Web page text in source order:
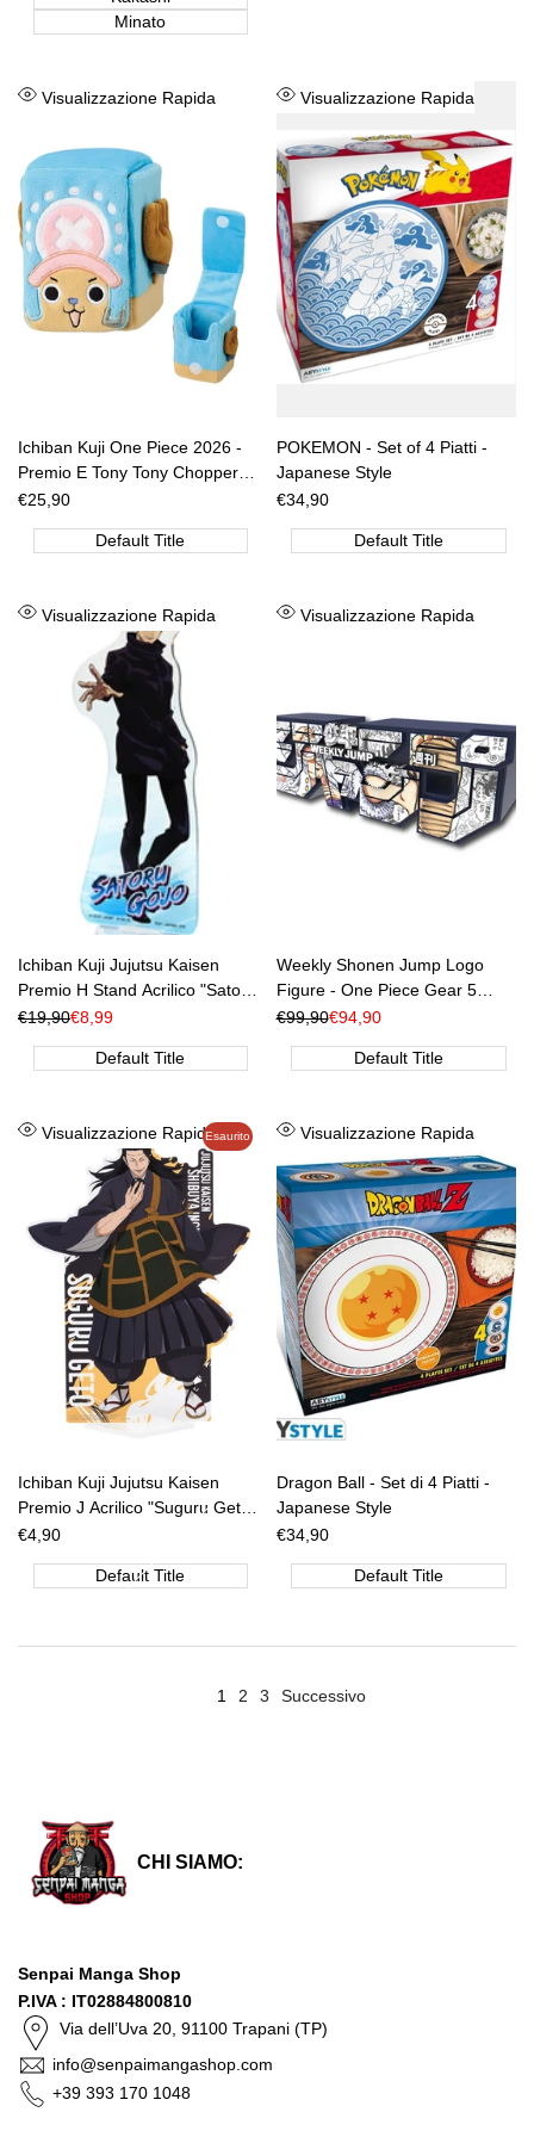
Minato
Aggiungi
lista
dei
desideri
Visualizzazione Rapida
Ichiban Kuji One Piece 2026 -
Premio E Tony Tony Chopper
[JAP]
Prezzo
vendita
€25,90
Default Title
Aggiungi
lista
desideri
Visualizzazione Rapida
POKEMON - Set of 4 Piatti -
Japanese Style
Prezzo
vendita
€34,90
Default Title
Aggiungi
desideri
Visualizzazione Rapida
Ichiban Kuji Jujutsu Kaisen
Premio H Stand Acrilico "Satoru
Gojo" [JAP]
Prezzo
€19,90Prezzo
vendita
€8,99
Default Title
Aggiungi
desideri
Visualizzazione Rapida
Weekly Shonen Jump Logo
Figure - One Piece Gear 5
Edition [JAP] [PREORDER]
Prezzo
€99,90Prezzo
vendita
€94,90
Default Title
Esaurito
Aggiungi
desideri
Visualizzazione Rapida
Ichiban Kuji Jujutsu Kaisen
Premio J Acrilico "Suguru Geto"
[JAP]
Prezzo
vendita
€4,90
Default Title
Aggiungi
lista
desideri
Visualizzazione Rapida
Dragon Ball - Set di 4 Piatti -
Japanese Style
Prezzo
vendita
€34,90
Default Title
1 2 3 Successivo
CHI SIAMO:
Senpai Manga Shop
P.IVA : IT02884800810
Via dell’Uva 20, 91100 Trapani (TP)
info@senpaimangashop.com
+39 393 170 1048